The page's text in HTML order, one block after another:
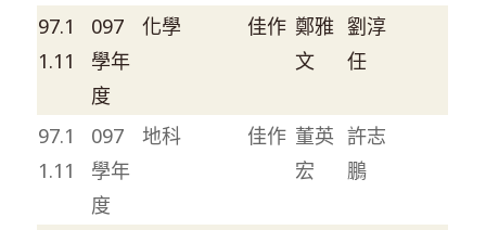
97.1
1.11
097
學年
度
化學 佳作 鄭雅
文
劉淳
任
97.1
1.11
097
學年
度
地科 佳作 董英
宏
許志
鵬